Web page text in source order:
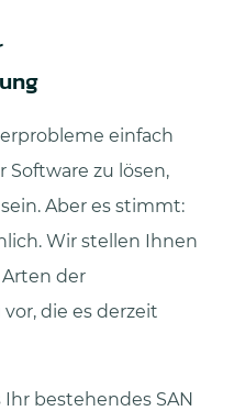
einfach
Software zu lösen,
Aber es stimmt:
Wir stellen Ihnen
der
die es derzeit
Ihr bestehendes SAN